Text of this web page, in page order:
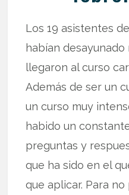
Los 19 asistentes
habían
llegaron al curso
Además de ser un
un curso muy
habido un
preguntas y
que ha sido en el
que aplicar. Para